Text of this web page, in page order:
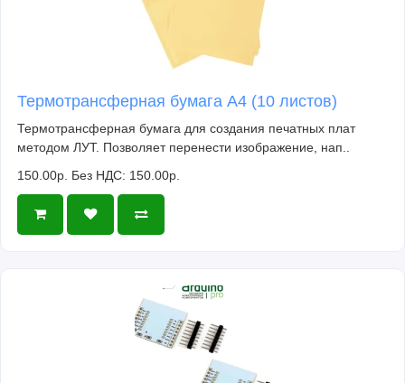
Термотрансферная бумага А4 (10 листов)
Термотрансферная бумага для создания печатных плат
методом ЛУТ. Позволяет перенести изображение, нап..
150.00р. Без НДС: 150.00р.